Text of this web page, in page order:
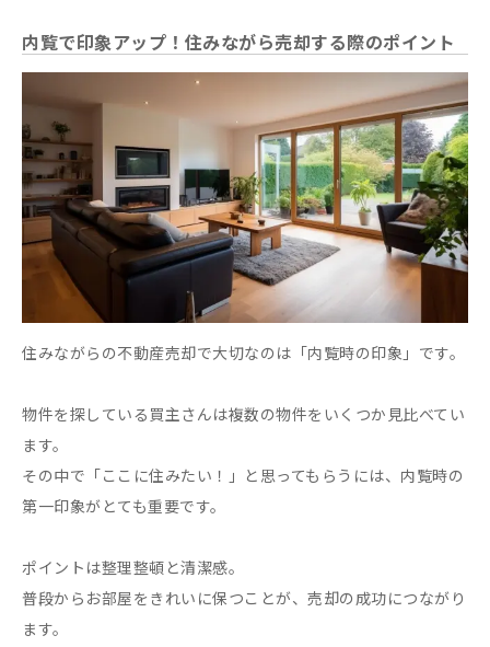
内覧で印象アップ！住みながら売却する際のポイント
住みながらの不動産売却で大切なのは「内覧時の印象」です。
物件を探している買主さんは複数の物件をいくつか見比べてい
ます。
その中で「ここに住みたい！」と思ってもらうには、内覧時の
第一印象がとても重要です。
ポイントは整理整頓と清潔感。
普段からお部屋をきれいに保つことが、売却の成功につながり
ます。